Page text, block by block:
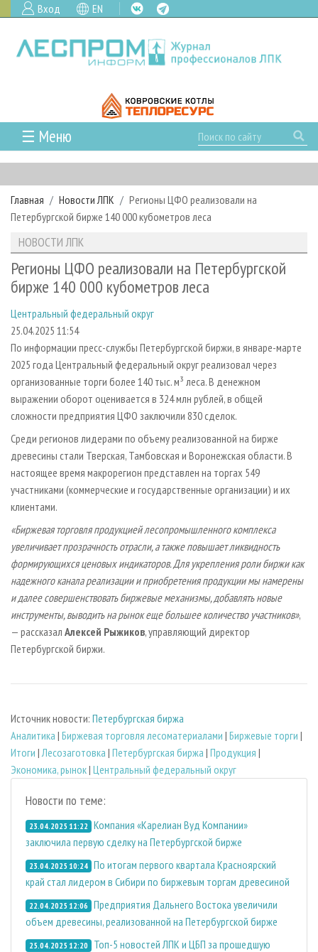
Вход EN
☰ Меню
ГЛАВНАЯ
РУБРИКИ И ТЕМЫ
РУБРИКИ ЖУРНАЛА
ЛЕСОЗАГОТОВКА
ЛЕСОПИЛЕНИЕ
СУШКА ДРЕВЕСИНЫ
ПРОИЗВОДСТВО ДРЕВЕСНЫХ ПЛИТ
ДЕРЕВЯННОЕ ДОМОСТРОЕНИЕ
ПРОИЗВОДСТВО МЕБЕЛИ
БИОЭНЕРГЕТИКА
ЦБП
ИНСТРУМЕНТ И МАТЕРИАЛЫ
НОВОСТИ
НОВОСТИ ЛПК
НОВОСТИ ЖУРНАЛА
ПРОЕКТЫ ЛПИ
АНАЛИТИКА
ПРЕДПРИЯТИЯ ЛПК
ПЕРСОНЫ
МОБИЛЬНЫЕ ВЫСТАВКИ
ОФИЦИАЛЬНЫЕ ДЕЛЕГАЦИИ
ПРИОРИТЕТНЫЕ ИНВЕСТПРОЕКТЫ
RUSSIAN FORESTRY REVIEW
ГАЗЕТА ЛЕСПРОМФОРУМ
БИБЛИОТЕКА СПЕЦИАЛИСТА
АРХИВ ЖУРНАЛОВ
О ЖУРНАЛЕ
ПОДПИСКА
КОНТАКТЫ
РЕКЛАМОДАТЕЛЯМ
РЕКЛАМА
РЕКЛАМА НА САЙТЕ
Главная Новости ЛПК
Регионы ЦФО реализовали на
Петербургской бирже 140 000 кубометров леса
НОВОСТИ ЛПК
Регионы ЦФО реализовали на Петербургской
бирже 140 000 кубометров леса
Центральный федеральный округ
25.04.2025 11:54
По информации пресс-службы Петербургской биржи, в январе-марте
2025 года Центральный федеральный округ реализовал через
организованные торги более 140 тыс. м³ леса. В денежном
выражении оборот оценивается в 324 млн рублей, в общей
сложности предприятия ЦФО заключили 830 сделок.
Среди регионов лидерами по объему реализованной на бирже
древесины стали Тверская, Тамбовская и Воронежская области. В
настоящее время макрорегион представлен на торгах 549
участниками (коммерческие и государственные организации) и их
клиентами.
«Биржевая торговля продукцией лесопромышленного комплекса
увеличивает прозрачность отрасли, а также повышает ликвидность
формирующихся ценовых индикаторов. Для укрепления роли биржи как
надежного канала реализации и приобретения продукции мы намерены
и далее совершенствовать биржевые механизмы, добавлять новые
инструменты, выводить на рынок еще большее количество участников»,
— рассказал Алексей Рыжиков, управляющий директор
Петербургской биржи.
Источник новости: Петербургская биржа
Аналитика | Биржевая торговля лесоматериалами | Биржевые торги |
Итоги |Лесозаготовка | Петербургская биржа | Продукция |
Экономика, рынок| Центральный федеральный округ
Новости по теме:
23.04.2025 11:22 Компания «Карелиан Вуд Компании»
заключила первую сделку на Петербургской бирже
23.04.2025 10:24 По итогам первого квартала Красноярский
край стал лидером в Сибири по биржевым торгам древесиной
22.04.2025 12:06 Предприятия Дальнего Востока увеличили
объем древесины, реализованной на Петербургской бирже
25.04.2025 12:20
Топ-5 новостей ЛПК и ЦБП за прошедшую